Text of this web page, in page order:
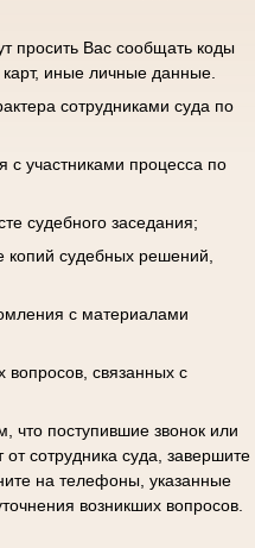
просить Вас сообщать коды
иные личные данные.
сотрудниками суда по
с участниками процесса по
судебного заседания;
копий судебных решений,
с материалами
вопросов, связанных с
что поступившие звонок или
сотрудника суда, завершите
на телефоны, указанные
возникших вопросов.